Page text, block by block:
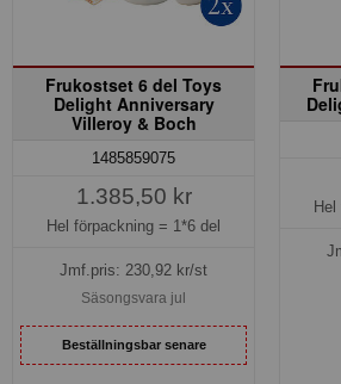
Frukostset 6 del Toys
Delight Anniversary
Villeroy & Boch
1485859075
1.385,50 kr
Hel förpackning = 1*6 del
Jmf.pris: 230,92 kr/st
Säsongsvara jul
Beställningsbar senare